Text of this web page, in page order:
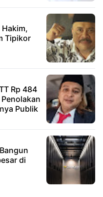
Tipikor
Rp 484
Publik
di